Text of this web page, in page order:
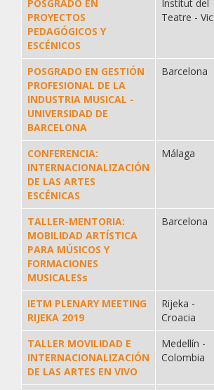
POSGRADO EN
PROYECTOS
PEDAGÓGICOS Y
ESCÉNICOS
Institut del
Teatre - Vic
POSGRADO EN GESTIÓN
PROFESIONAL DE LA
INDUSTRIA MUSICAL -
UNIVERSIDAD DE
BARCELONA
Barcelona
CONFERENCIA:
INTERNACIONALIZACIÓN
DE LAS ARTES
ESCÉNICAS
Málaga
TALLER-MENTORIA:
MOBILIDAD ARTÍSTICA
PARA MÚSICOS Y
FORMACIONES
MUSICALESs
Barcelona
IETM PLENARY MEETING
RIJEKA 2019
Rijeka -
Croacia
TALLER MOVILIDAD E
INTERNACIONALIZACIÓN
DE LAS ARTES EN VIVO
Medellín -
Colombia